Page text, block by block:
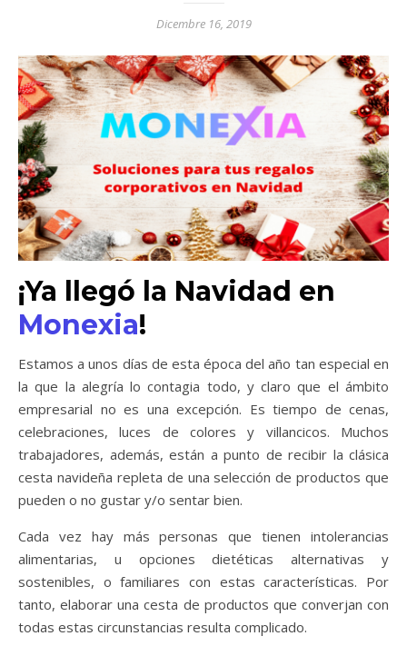
Dicembre 16, 2019
¡Ya llegó la Navidad en
Monexia!
Estamos a unos días de esta época del año tan especial en
la que la alegría lo contagia todo, y claro que el ámbito
empresarial no es una excepción. Es tiempo de cenas,
celebraciones, luces de colores y villancicos. Muchos
trabajadores, además, están a punto de recibir la clásica
cesta navideña repleta de una selección de productos que
pueden o no gustar y/o sentar bien.
Cada vez hay más personas que tienen intolerancias
alimentarias, u opciones dietéticas alternativas y
sostenibles, o familiares con estas características. Por
tanto, elaborar una cesta de productos que converjan con
todas estas circunstancias resulta complicado.